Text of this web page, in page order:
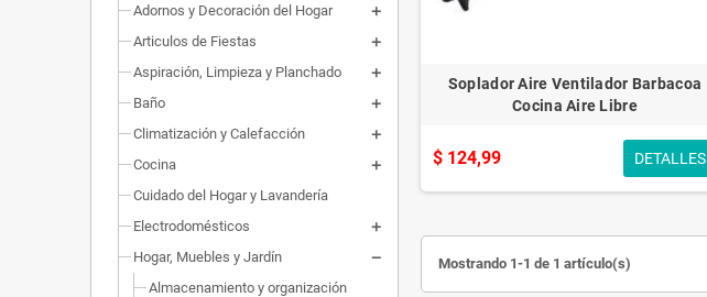
Adornos y Decoración del Hogar
Articulos de Fiestas
Aspiración, Limpieza y Planchado
Baño
Climatización y Calefacción
Cocina
Cuidado del Hogar y Lavandería
Electrodomésticos
Hogar, Muebles y Jardín
Almacenamiento y organización
Soplador Aire Ventilador Barbacoa
Cocina Aire Libre
$ 124,99 DETALLES
Mostrando 1-1 de 1 artículo(s)